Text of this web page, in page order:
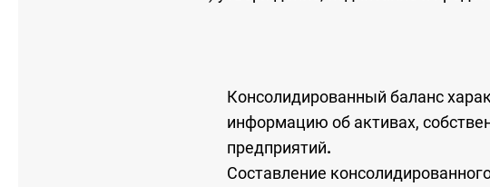
Консолидированный баланс
информацию об активах,
предприятий.
Составление